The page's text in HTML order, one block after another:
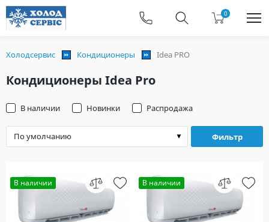
0
Холодсервис Кондиционеры Idea PRO
Кондиционеры Idea Pro
Фильтр
В наличии Новинки Распродажа
В наличии В наличии